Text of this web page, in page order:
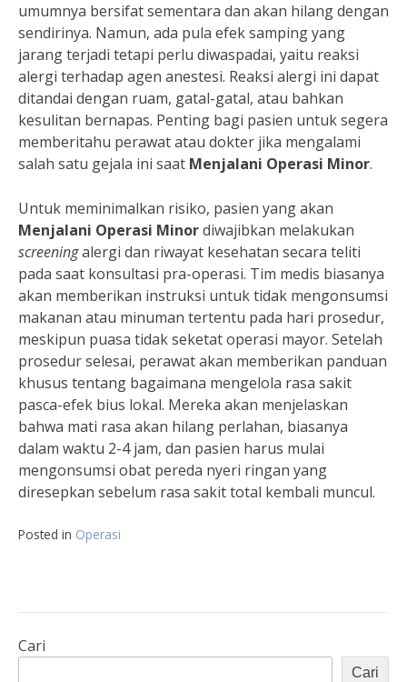
umumnya bersifat sementara dan akan hilang dengan
sendirinya. Namun, ada pula efek samping yang
jarang terjadi tetapi perlu diwaspadai, yaitu reaksi
alergi terhadap agen anestesi. Reaksi alergi ini dapat
ditandai dengan ruam, gatal-gatal, atau bahkan
kesulitan bernapas. Penting bagi pasien untuk segera
memberitahu perawat atau dokter jika mengalami
salah satu gejala ini saat Menjalani Operasi Minor.
Untuk meminimalkan risiko, pasien yang akan
Menjalani Operasi Minordiwajibkan melakukan
screeningalergi dan riwayat kesehatan secara teliti
pada saat konsultasi pra-operasi. Tim medis biasanya
akan memberikan instruksi untuk tidak mengonsumsi
makanan atau minuman tertentu pada hari prosedur,
meskipun puasa tidak seketat operasi mayor. Setelah
prosedur selesai, perawat akan memberikan panduan
khusus tentang bagaimana mengelola rasa sakit
pasca-efek bius lokal. Mereka akan menjelaskan
bahwa mati rasa akan hilang perlahan, biasanya
dalam waktu 2-4 jam, dan pasien harus mulai
mengonsumsi obat pereda nyeri ringan yang
diresepkan sebelum rasa sakit total kembali muncul.
Posted in Operasi
Cari
Cari